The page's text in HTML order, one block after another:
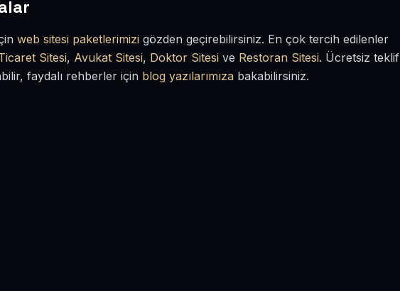
web sitesi paketlerimizi gözden geçirebilirsiniz. En çok tercih edilenler
Sitesi, Avukat Sitesi, Doktor Sitesi ve Restoran Sitesi. Ücretsiz teklif
faydalı rehberler için blog yazılarımıza bakabilirsiniz.